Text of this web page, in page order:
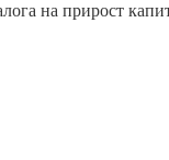
на прирост